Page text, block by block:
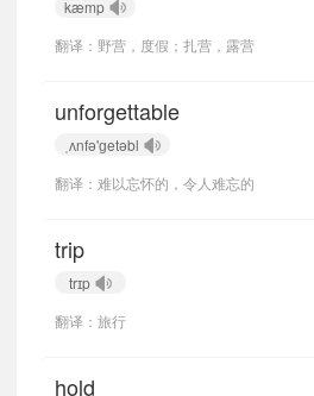
kæmp
翻译：野营，度假；扎营，露营
unforgettable
ˌʌnfə'ɡetəbl
翻译：难以忘怀的，令人难忘的
trip
trɪp
翻译：旅行
hold